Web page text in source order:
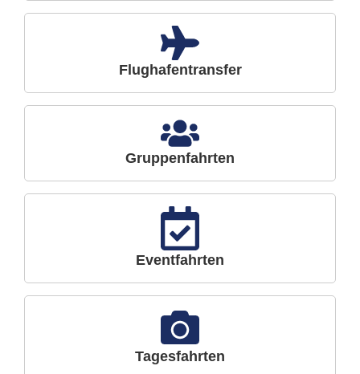
Flughafentransfer
Gruppenfahrten
Eventfahrten
Tagesfahrten